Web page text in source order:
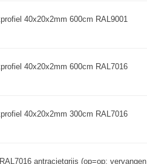
40x20x2mm 600cm RAL9001
40x20x2mm 600cm RAL7016
40x20x2mm 300cm RAL7016
antracietgrijs (op=op: vervangen